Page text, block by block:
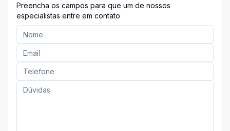
Preencha os campos para que um de nossos
especialistas entre em contato